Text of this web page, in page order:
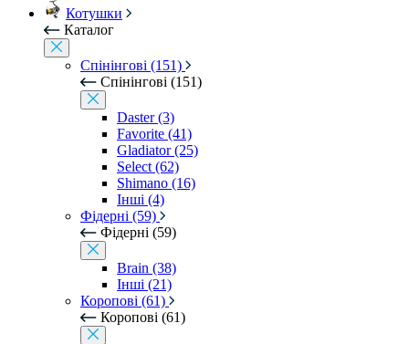
Котушки
Каталог
Спінінгові (151)
Спінінгові (151)
Daster (3)
Favorite (41)
Gladiator (25)
Select (62)
Shimano (16)
Інші (4)
Фідерні (59)
Фідерні (59)
Brain (38)
Інші (21)
Коропові (61)
Коропові (61)